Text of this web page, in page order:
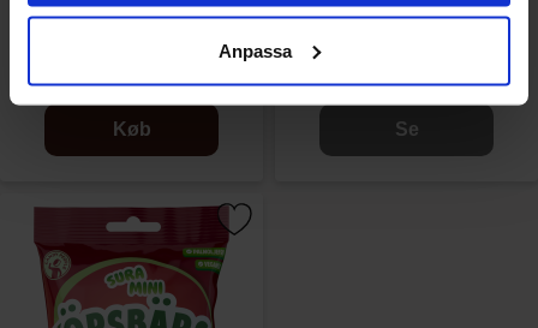
Anpassa
70g
10.90 kr
Køb
10.90 kr
Se